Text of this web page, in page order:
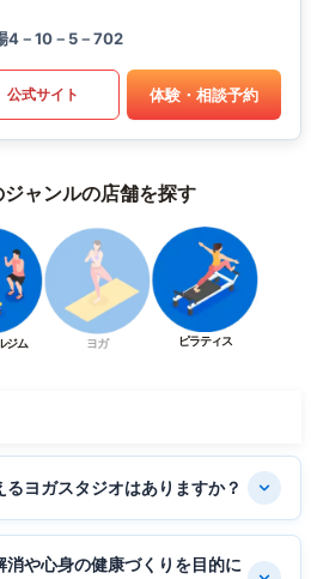
4－10－5－702
公式サイト 体験・相談予約
ャンルの店舗を探す
ジム ヨガ ピラティス
ヨガスタジオはありますか？
や心身の健康づくりを目的に